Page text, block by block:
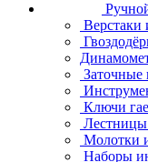
Верстаки
Заточные
Ключи
Лестницы
Молотки
Наборы